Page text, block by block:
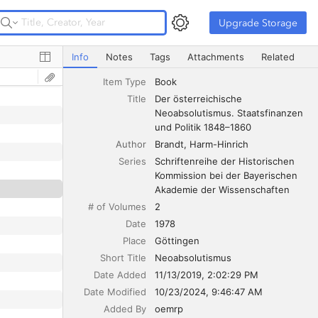
Upgrade Storage Upgrade Storage
Der österreichische Neoabsolutismus. Staatsfinanzen
Info Notes Tags Attachments Related
Item Type
Book
Title
Der österreichische
Neoabsolutismus. Staatsfinanzen
und Politik 1848–1860
Author
Brandt
Harm-Hinrich
Series
Schriftenreihe der Historischen
Kommission bei der Bayerischen
Akademie der Wissenschaften
# of Volumes
2
Date
1978
Place
Göttingen
Short Title
Neoabsolutismus
Date Added
11/13/2019, 2:02:29 PM
Date Modified
10/23/2024, 9:46:47 AM
Added By
oemrp